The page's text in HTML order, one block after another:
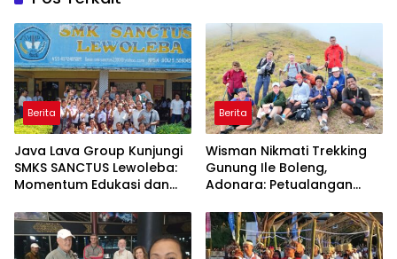
Berita
Java Lava Group Kunjungi
SMKS SANCTUS Lewoleba:
Momentum Edukasi dan
Berita
Wisman Nikmati Trekking
Gunung Ile Boleng,
Adonara: Petualangan